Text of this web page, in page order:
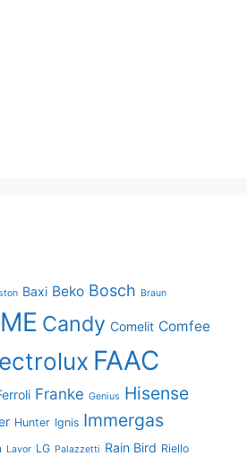
Baxi Beko Bosch Braun
Candy Comelit Comfee
FAAC
Franke Genius Hisense
Hunter Ignis Immergas
Lavor LG Palazzetti Rain Bird Riello